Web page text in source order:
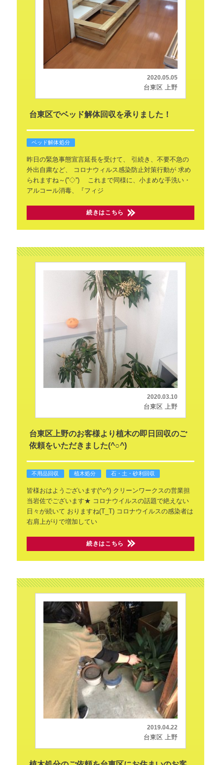
2020.05.05
台東区 上野
台東区でベッド解体回収を承りました！
ベッド解体処分
昨日の緊急事態宣言延長を受けて、
引続き、不要不急の
外出自粛など、
コロナウィルス感染防止対策行動が求め
られますね～(''◇'')ゞ
これまで同様に、小まめな手洗い・
アルコール消毒、『フィジ
続きはこちら
2020.03.10
台東区 上野
台東区上野のお客様より植木の即日回収のご
依頼をいただきました(^○^)
不用品回収 植木処分 石・土・砂利回収
皆様おはようございます(^○^)クリーンワークスの営業担
当岩佐でございます★ コロナウイルスの話題で絶えない
日々が続いて おりますね(T_T) コロナウイルスの感染者は
右肩上がりで増加してい
続きはこちら
2019.04.22
台東区 上野